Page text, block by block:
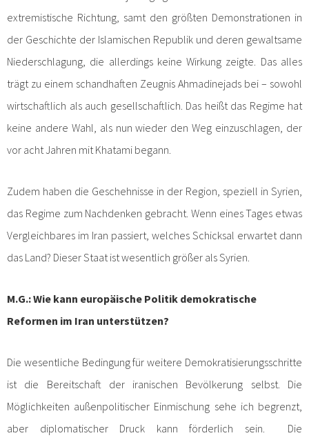
extremistische Richtung, samt den größten Demonstrationen in
der Geschichte der Islamischen Republik und deren gewaltsame
Niederschlagung, die allerdings keine Wirkung zeigte. Das alles
trägt zu einem schandhaften Zeugnis Ahmadinejads bei – sowohl
wirtschaftlich als auch gesellschaftlich. Das heißt das Regime hat
keine andere Wahl, als nun wieder den Weg einzuschlagen, der
vor acht Jahren mit Khatami begann.
Zudem haben die Geschehnisse in der Region, speziell in Syrien,
das Regime zum Nachdenken gebracht. Wenn eines Tages etwas
Vergleichbares im Iran passiert, welches Schicksal erwartet dann
das Land? Dieser Staat ist wesentlich größer als Syrien.
M.G.: Wie kann europäische Politik demokratische
Reformen im Iran unterstützen?
Die wesentliche Bedingung für weitere Demokratisierungsschritte
ist die Bereitschaft der iranischen Bevölkerung selbst. Die
Möglichkeiten außenpolitischer Einmischung sehe ich begrenzt,
aber diplomatischer Druck kann förderlich sein. Die